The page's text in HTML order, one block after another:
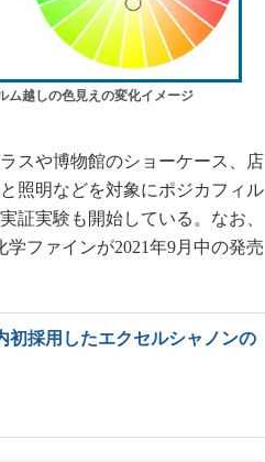
ム越しの色見えの変化イメージ
スや博物館のショーケース、店
照明などを対象にポジカフィル
証実験も開始している。なお、
ファインが2021年9月中の発売
初採用したエクセルシャノンの